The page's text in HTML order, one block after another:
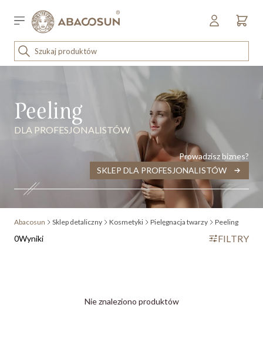
Sklep B2B
PROMOCJE
DLA PROFESJONALISTÓW
Peeling
Prowadzisz biznes?
SKLEP DLA PROFESJONALISTÓW
Abacosun Sklep detaliczny Kosmetyki Pielęgnacja twarzy Peeling
malejąco
0Wyniki FILTRY
Nie znaleziono produktów